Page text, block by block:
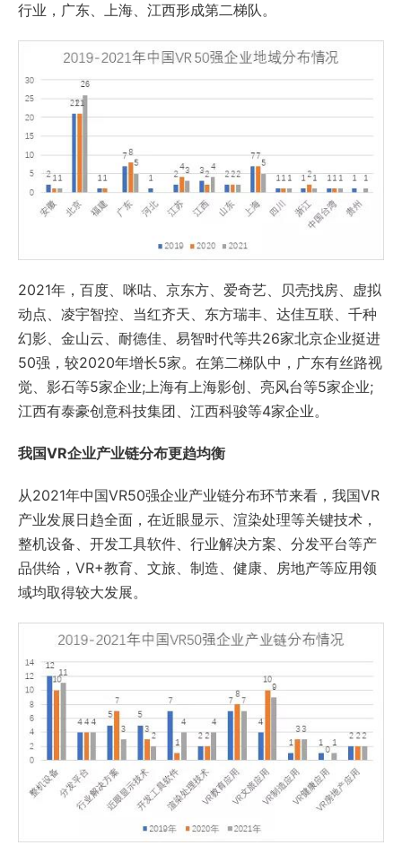
行业，广东、上海、江西形成第二梯队。
2021年，百度、咪咕、京东方、爱奇艺、贝壳找房、虚拟
动点、凌宇智控、当红齐天、东方瑞丰、达佳互联、千种
幻影、金山云、耐德佳、易智时代等共26家北京企业挺进
50强，较2020年增长5家。在第二梯队中，广东有丝路视
觉、影石等5家企业;上海有上海影创、亮风台等5家企业;
江西有泰豪创意科技集团、江西科骏等4家企业。
我国VR企业产业链分布更趋均衡
从2021年中国VR50强企业产业链分布环节来看，我国VR
产业发展日趋全面，在近眼显示、渲染处理等关键技术，
整机设备、开发工具软件、行业解决方案、分发平台等产
品供给，VR+教育、文旅、制造、健康、房地产等应用领
域均取得较大发展。